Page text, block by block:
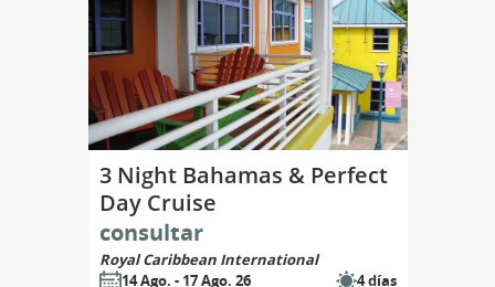
3 Night Bahamas & Perfect
Day Cruise
consultar
Royal Caribbean International
14 Ago. - 17 Ago. 26
4 días